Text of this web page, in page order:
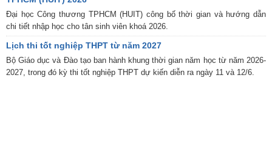
Đại học Công thương TPHCM (HUIT) công bố thời gian và hướng dẫn
chi tiết nhập học cho tân sinh viên khoá 2026.
Lịch thi tốt nghiệp THPT từ năm 2027
Bộ Giáo dục và Đào tạo ban hành khung thời gian năm học từ năm 2026-
2027, trong đó kỳ thi tốt nghiệp THPT dự kiến diễn ra ngày 11 và 12/6.